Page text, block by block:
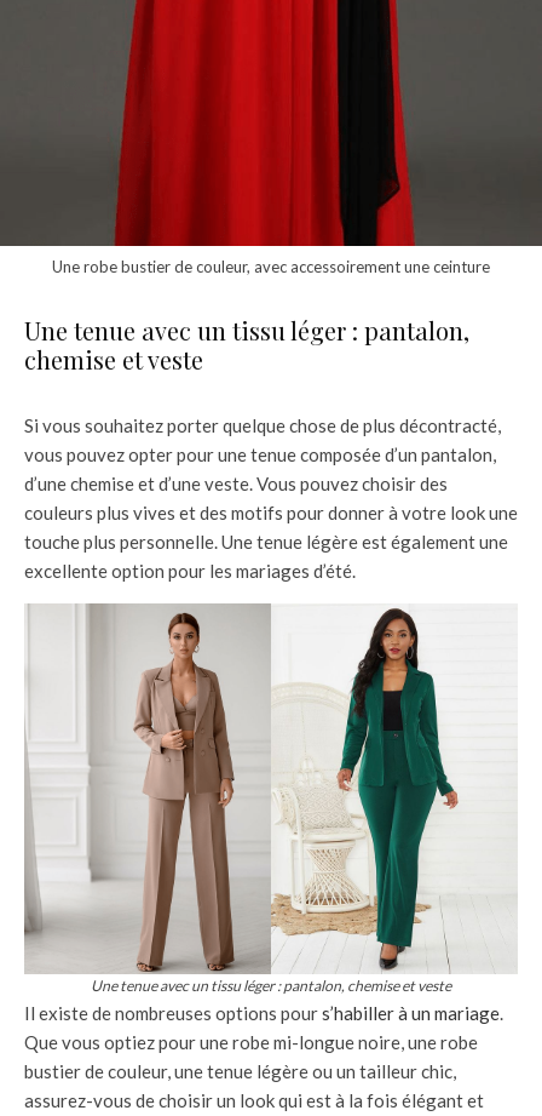
Une robe bustier de couleur, avec accessoirement une ceinture
Une tenue avec un tissu léger : pantalon,
chemise et veste
Si vous souhaitez porter quelque chose de plus décontracté,
vous pouvez opter pour une tenue composée d’un pantalon,
d’une chemise et d’une veste. Vous pouvez choisir des
couleurs plus vives et des motifs pour donner à votre look une
touche plus personnelle. Une tenue légère est également une
excellente option pour les mariages d’été.
Une tenue avec un tissu léger : pantalon, chemise et veste
Il existe de nombreuses options pours’habiller à un mariage.
Que vous optiez pour une robe mi-longue noire, une robe
bustier de couleur, une tenue légère ou un tailleur chic,
assurez-vous de choisir un look qui est à la fois élégant et